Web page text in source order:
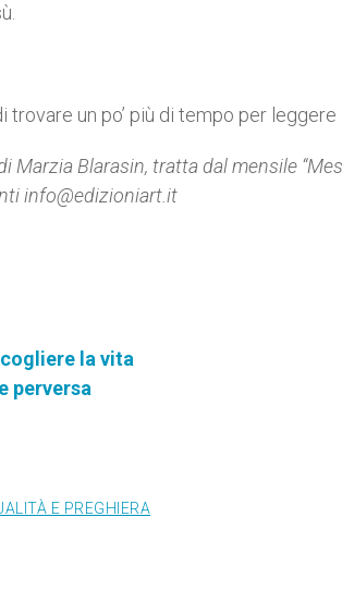
trovare un po’ più di tempo per
Marzia Blarasin, tratta dal mensile
info@edizioniart.it
la vita
perversa
E PREGHIERA